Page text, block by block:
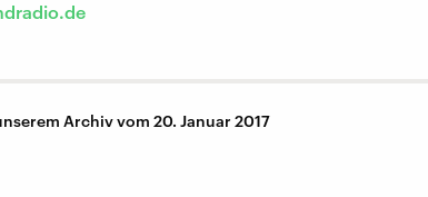
Archiv vom 20. Januar 2017